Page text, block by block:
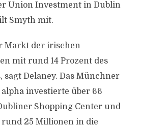
Union Investment in Dublin
Smyth mit.
Markt der irischen
mit rund 14 Prozent des
sagt Delaney. Das Münchner
investierte über 66
Shopping Center und
rund 25 Millionen in die